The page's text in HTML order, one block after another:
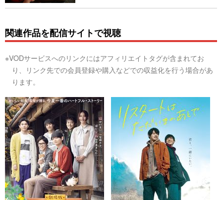
関連作品を配信サイトで視聴
※VODサービスへのリンクにはアフィリエイトタグが含まれてお
り、リンク先での会員登録や購入などでの収益化を行う場合があ
ります。